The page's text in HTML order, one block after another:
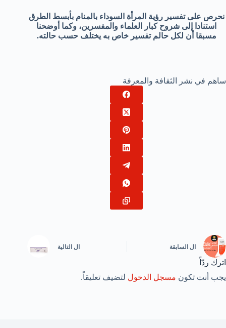
نحرص على تفسير رؤية المرأة السوداء بالمنام بأبسط الطرق
استنادا إلى شروح كبار العلماء والمفسرين، وكما أوضحنا
مسبقا أن لكل حالم تفسير خاص به يختلف حسب حالته.
ساهم في نشر الثقافة والمعرفة
ال السابقة ال التالية
اترك ردّاً
يجب أنت تكون مسجل الدخول لتضيف تعليقاً.